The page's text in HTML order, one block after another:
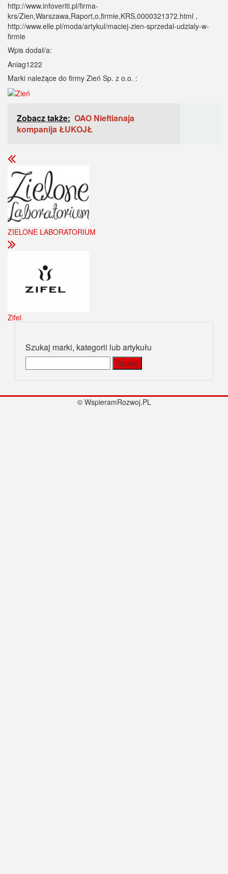
http://www.infoveriti.pl/firma-
krs/Zien,Warszawa,Raport,o,firmie,KRS,0000321372.html ,
http://www.elle.pl/moda/artykul/maciej-zien-sprzedal-udzialy-w-
firmie
Wpis dodał/a:
Aniag1222
Marki należące do firmy Zień Sp. z o.o. :
Zobacz także: OAO Nieftianaja
kompanija ŁUKOJŁ
ZIELONE LABORATORIUM
Zifel
Szukaj marki, kategorii lub artykułu
© WspieramRozwoj.PL